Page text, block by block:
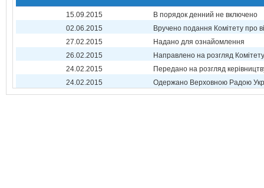
15.09.2015
В порядок денний не включено
02.06.2015
Вручено подання Комітету про
27.02.2015
Надано для ознайомлення
26.02.2015
Направлено на розгляд Комітету
24.02.2015
Передано на розгляд
24.02.2015
Одержано Верховною Радою